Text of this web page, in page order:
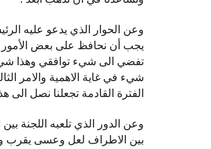
وعن الحوار الذي يدعو عليه
يجب أن نحافظ على بعض الأمور
تفضي الى شيء توافقي وهذا شيء
شيء في غاية الاهمية والامر
الفترة القادمة تجعلنا نصل
وعن الدور الذي تلعبه اللجنة
بين الاطراف لعل وعسى يقرب